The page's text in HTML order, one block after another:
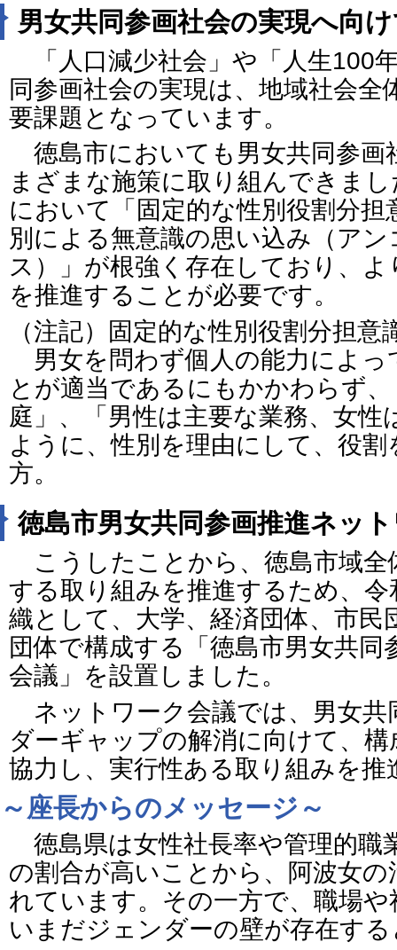
男女共同参画社会の実現へ向
「人口減少社会」や「人生100
同参画社会の実現は、地域社会
要課題となっています。
徳島市においても男女共同参画
まざまな施策に取り組んできま
において「固定的な性別役割分担
別による無意識の思い込み（ア
ス）」が根強く存在しており、
を推進することが必要です。
（注記）固定的な性別役割分担意
男女を問わず個人の能力によっ
とが適当であるにもかかわらず
庭」、「男性は主要な業務、女性
ように、性別を理由にして、役
方。
徳島市男女共同参画推進ネッ
こうしたことから、徳島市域全
する取り組みを推進するため、
織として、大学、経済団体、市民
団体で構成する「徳島市男女共
会議」を設置しました。
ネットワーク会議では、男女共
ダーギャップの解消に向けて、
協力し、実行性ある取り組みを
～座長からのメッセージ～
徳島県は女性社長率や管理的職
の割合が高いことから、阿波女
れています。その一方で、職場
いまだジェンダーの壁が存在す